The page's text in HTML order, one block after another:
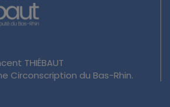
THIÉBAUT
Circonscription du Bas-Rhin.